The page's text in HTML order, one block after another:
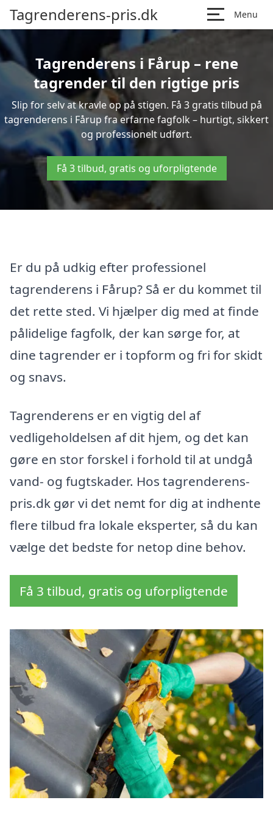
Tagrenderens-pris.dk Menu
Tagrenderens i Fårup – rene
tagrender til den rigtige pris
Slip for selv at kravle op på stigen. Få 3 gratis tilbud på
tagrenderens i Fårup fra erfarne fagfolk – hurtigt, sikkert
og professionelt udført.
Få 3 tilbud, gratis og uforpligtende
Er du på udkig efter professionel
tagrenderens i Fårup? Så er du kommet til
det rette sted. Vi hjælper dig med at finde
pålidelige fagfolk, der kan sørge for, at
dine tagrender er i topform og fri for skidt
og snavs.
Tagrenderens er en vigtig del af
vedligeholdelsen af dit hjem, og det kan
gøre en stor forskel i forhold til at undgå
vand- og fugtskader. Hos tagrenderens-
pris.dk gør vi det nemt for dig at indhente
flere tilbud fra lokale eksperter, så du kan
vælge det bedste for netop dine behov.
Få 3 tilbud, gratis og uforpligtende